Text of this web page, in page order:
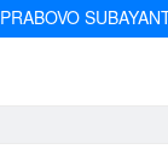
PRABOVO